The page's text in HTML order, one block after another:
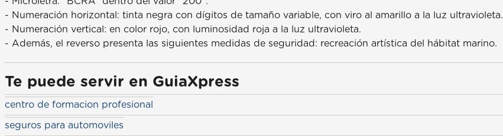
- Numeración horizontal: tinta negra con dígitos de tamaño variable, con viro al amarillo a la luz ultravioleta.
- Numeración vertical: en color rojo, con luminosidad roja a la luz ultravioleta.
- Además, el reverso presenta las siguientes medidas de seguridad: recreación artística del hábitat marino.
Te puede servir en GuiaXpress
centro de formacion profesional
seguros para automoviles